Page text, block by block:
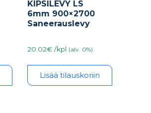
KIPSILEVY LS
6mm 900×2700
Saneerauslevy
20.02€ /kpl (alv. 0%)
Lisää tilauskoriin